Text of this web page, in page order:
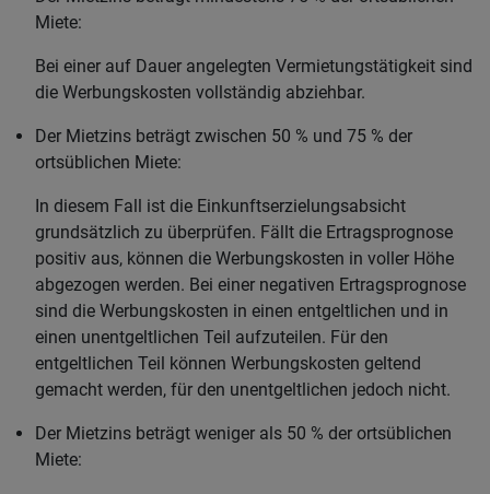
Miete:
Bei einer auf Dauer angelegten Vermietungstätigkeit sind
die Werbungskosten vollständig abziehbar.
Der Mietzins beträgt zwischen 50 % und 75 % der
ortsüblichen Miete:
In diesem Fall ist die Einkunftserzielungsabsicht
grundsätzlich zu überprüfen. Fällt die Ertragsprognose
positiv aus, können die Werbungskosten in voller Höhe
abgezogen werden. Bei einer negativen Ertragsprognose
sind die Werbungskosten in einen entgeltlichen und in
einen unentgeltlichen Teil aufzuteilen. Für den
entgeltlichen Teil können Werbungskosten geltend
gemacht werden, für den unentgeltlichen jedoch nicht.
Der Mietzins beträgt weniger als 50 % der ortsüblichen
Miete: